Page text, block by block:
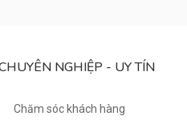
NGHIỆP - UY TÍN
Chăm sóc khách hàng